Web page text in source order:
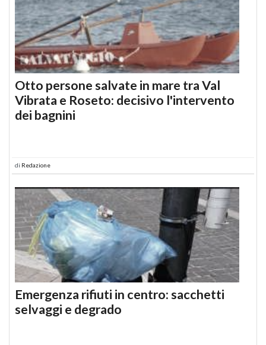
Otto persone salvate in mare tra Val
Vibrata e Roseto: decisivo l'intervento
dei bagnini
di Redazione
Emergenza rifiuti in centro: sacchetti
selvaggi e degrado